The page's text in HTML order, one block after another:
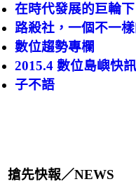
在時代發展的巨輪
路殺社，一個不一
數位趨勢專欄
2015.4 數位島嶼快訊
子不語
搶先快報／NEWS